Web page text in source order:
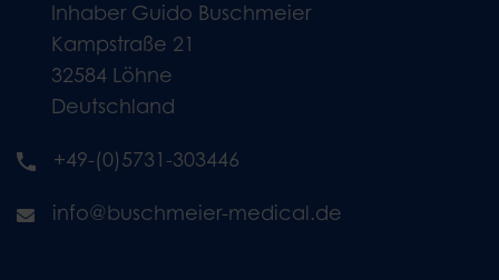
Inhaber Guido Buschmeier
Kampstraße 21
32584 Löhne
Deutschland
+49-(0)5731-303446
info@buschmeier-medical.de